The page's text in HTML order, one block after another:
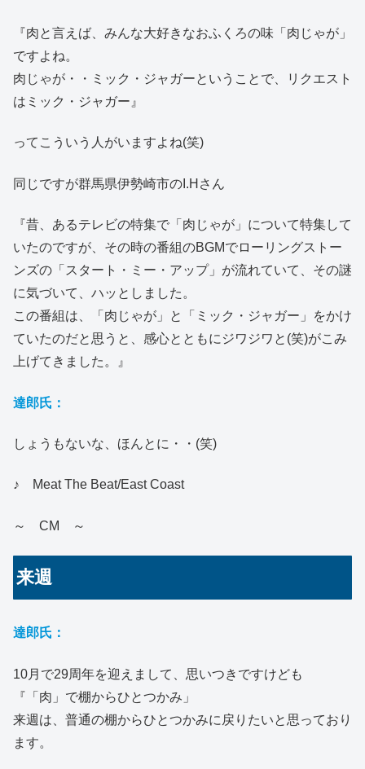
『肉と言えば、みんな大好きなおふくろの味「肉じゃが」
ですよね。
肉じゃが・・ミック・ジャガーということで、リクエスト
はミック・ジャガー』
ってこういう人がいますよね(笑)
同じですが群馬県伊勢崎市のI.Hさん
『昔、あるテレビの特集で「肉じゃが」について特集して
いたのですが、その時の番組のBGMでローリングストー
ンズの「スタート・ミー・アップ」が流れていて、その謎
に気づいて、ハッとしました。
この番組は、「肉じゃが」と「ミック・ジャガー」をかけ
ていたのだと思うと、感心とともにジワジワと(笑)がこみ
上げてきました。』
達郎氏：
しょうもないな、ほんとに・・(笑)
♪ Meat The Beat/East Coast
～ CM ～
来週
達郎氏：
10月で29周年を迎えまして、思いつきですけども
『「肉」で棚からひとつかみ」
来週は、普通の棚からひとつかみに戻りたいと思っており
ます。